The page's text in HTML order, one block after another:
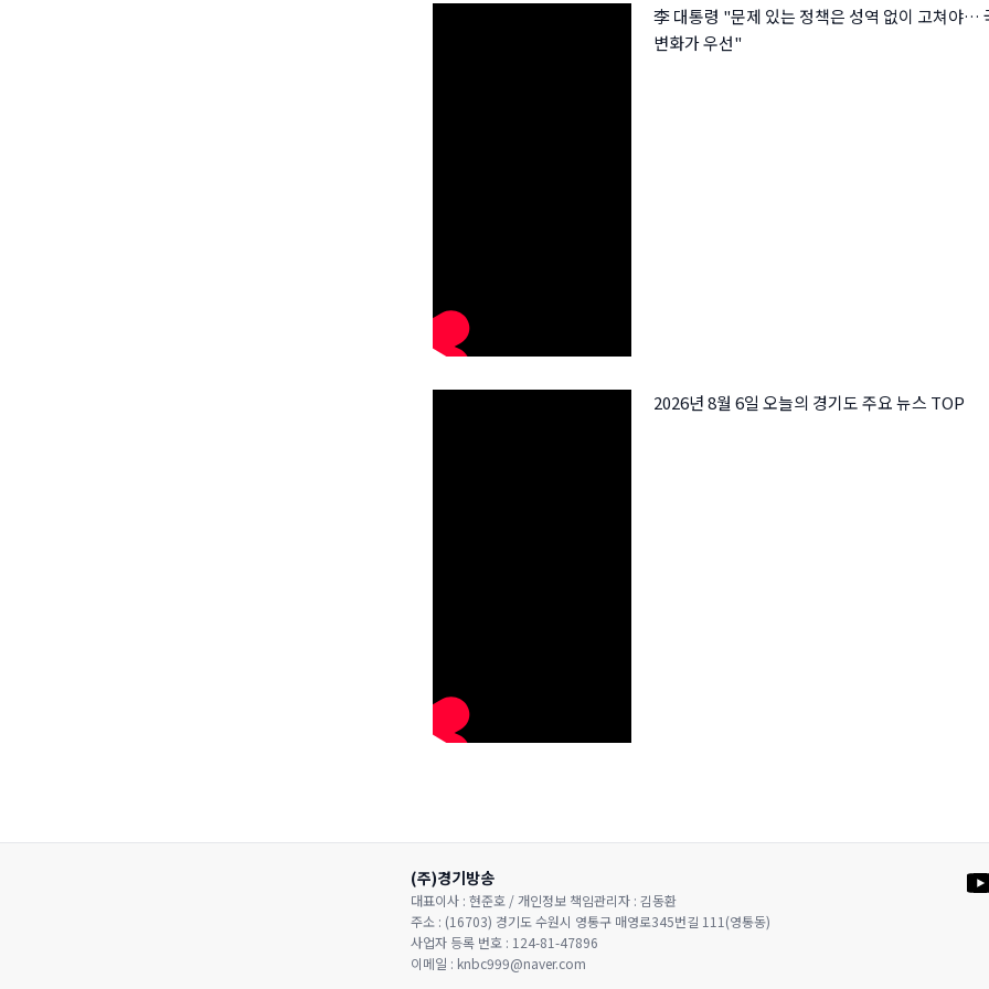
李 대통령 "문제 있는 정책은 성역 없이 고쳐야…
변화가 우선"
2026년 8월 6일 오늘의 경기도 주요 뉴스 TOP
(주)경기방송
대표이사 : 현준호 / 개인정보 책임관리자 : 김동환
주소 : (16703) 경기도 수원시 영통구 매영로345번길 111(영통동)
사업자 등록 번호 : 124-81-47896
이메일 : knbc999@naver.com